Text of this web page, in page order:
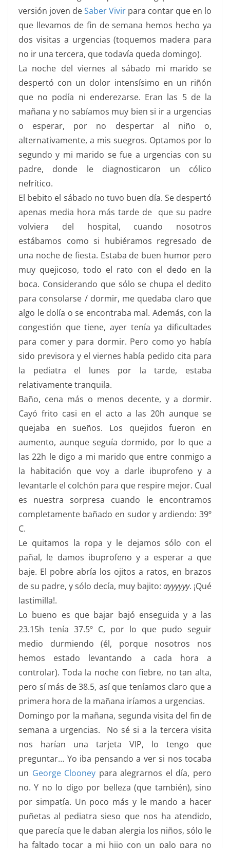
versión joven deSaber Vivir para contar que en lo
que llevamos de fin de semana hemos hecho ya
dos visitas a urgencias (toquemos madera para
no ir una tercera, que todavía queda domingo).
La noche del viernes al sábado mi marido se
despertó con un dolor intensísimo en un riñón
que no podía ni enderezarse. Eran las 5 de la
mañana y no sabíamos muy bien si ir a urgencias
o esperar, por no despertar al niño o,
alternativamente, a mis suegros. Optamos por lo
segundo y mi marido se fue a urgencias con su
padre, donde le diagnosticaron un cólico
nefrítico.
El bebito el sábado no tuvo buen día. Se despertó
apenas media hora más tarde de que su padre
volviera del hospital, cuando nosotros
estábamos como si hubiéramos regresado de
una noche de fiesta. Estaba de buen humor pero
muy quejicoso, todo el rato con el dedo en la
boca. Considerando que sólo se chupa el dedito
para consolarse / dormir, me quedaba claro que
algo le dolía o se encontraba mal. Además, con la
congestión que tiene, ayer tenía ya dificultades
para comer y para dormir. Pero como yo había
sido previsora y el viernes había pedido cita para
la pediatra el lunes por la tarde, estaba
relativamente tranquila.
Baño, cena más o menos decente, y a dormir.
Cayó frito casi en el acto a las 20h aunque se
quejaba en sueños. Los quejidos fueron en
aumento, aunque seguía dormido, por lo que a
las 22h le digo a mi marido que entre conmigo a
la habitación que voy a darle ibuprofeno y a
levantarle el colchón para que respire mejor. Cual
es nuestra sorpresa cuando le encontramos
completamente bañado en sudor y ardiendo: 39º
C.
Le quitamos la ropa y le dejamos sólo con el
pañal, le damos ibuprofeno y a esperar a que
baje. El pobre abría los ojitos a ratos, en brazos
de su padre, y sólo decía, muy bajito: ayyyyyy. ¡Qué
lastimilla!.
Lo bueno es que bajar bajó enseguida y a las
23.15h tenía 37.5º C, por lo que pudo seguir
medio durmiendo (él, porque nosotros nos
hemos estado levantando a cada hora a
controlar). Toda la noche con fiebre, no tan alta,
pero sí más de 38.5, así que teníamos claro que a
primera hora de la mañana iríamos a urgencias.
Domingo por la mañana, segunda visita del fin de
semana a urgencias. No sé si a la tercera visita
nos harían una tarjeta VIP, lo tengo que
preguntar… Yo iba pensando a ver si nos tocaba
un George Clooney para alegrarnos el día, pero
no. Y no lo digo por belleza (que también), sino
por simpatía. Un poco más y le mando a hacer
puñetas al pediatra sieso que nos ha atendido,
que parecía que le daban alergia los niños, sólo le
ha faltado tocar a mi hijo con un palo para no